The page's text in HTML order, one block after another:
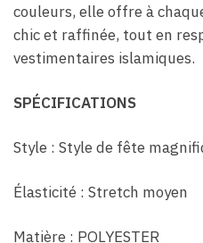
couleurs, elle offre à
chic et raffinée, tout en
vestimentaires islamiques.
SPÉCIFICATIONS
Style : Style de fête
Élasticité : Stretch moyen
Matière : POLYESTER